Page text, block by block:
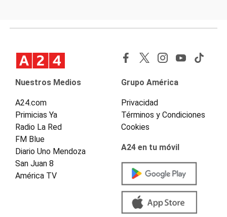
Nuestros Medios
A24.com
Primicias Ya
Radio La Red
FM Blue
Diario Uno Mendoza
San Juan 8
América TV
Grupo América
Privacidad
Términos y Condiciones
Cookies
A24 en tu móvil